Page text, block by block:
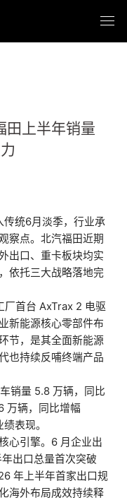
田上半年销量
统6月淡季，行业承
察点。北汽福田近期
出口、重卡板块均实
依托三大战略落地完
厂首台 AxTrax 2 电驱
新能源核心零部件布
节，是其全面新能源
也持续反哺终端产品
销量 5.8 万辆，同比
万辆，同比增幅
表现。
心引擎。6 月企业出
出口总量首次突破
年上半年首家出口规
海外布局成效持续释